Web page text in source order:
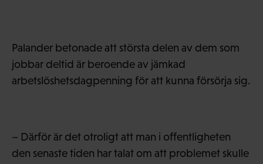
Palander betonade att största delen av dem som
jobbar deltid är beroende av jämkad
arbetslöshetsdagpenning för att kunna försörja sig.
– Därför är det otroligt att man i offentligheten
den senaste tiden har talat om att problemet skulle